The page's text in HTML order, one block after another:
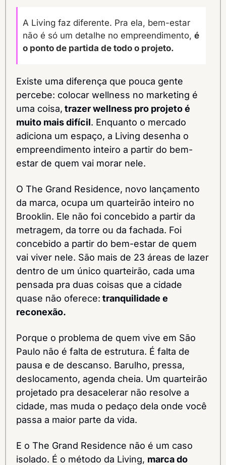
A Living faz diferente. Pra ela, bem-estar
não é só um detalhe no empreendimento, é
o ponto de partida de todo o projeto.
Existe uma diferença que pouca gente
percebe: colocar wellness no marketing é
uma coisa, trazer wellness pro projeto é
muito mais difícil. Enquanto o mercado
adiciona um espaço, a Living desenha o
empreendimento inteiro a partir do bem-
estar de quem vai morar nele.
O The Grand Residence, novo lançamento
da marca, ocupa um quarteirão inteiro no
Brooklin. Ele não foi concebido a partir da
metragem, da torre ou da fachada. Foi
concebido a partir do bem-estar de quem
vai viver nele. São mais de 23 áreas de lazer
dentro de um único quarteirão, cada uma
pensada pra duas coisas que a cidade
quase não oferece: tranquilidade e
reconexão.
Porque o problema de quem vive em São
Paulo não é falta de estrutura. É falta de
pausa e de descanso. Barulho, pressa,
deslocamento, agenda cheia. Um quarteirão
projetado pra desacelerar não resolve a
cidade, mas muda o pedaço dela onde você
passa a maior parte da vida.
E o The Grand Residence não é um caso
isolado. É o método da Living, marca do